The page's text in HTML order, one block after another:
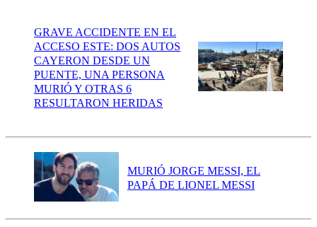
GRAVE ACCIDENTE EN EL
ACCESO ESTE: DOS AUTOS
CAYERON DESDE UN
PUENTE, UNA PERSONA
MURIÓ Y OTRAS 6
RESULTARON HERIDAS
MURIÓ JORGE MESSI, EL
PAPÁ DE LIONEL MESSI